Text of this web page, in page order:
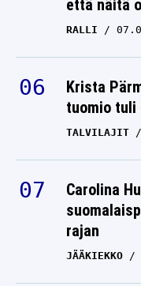
että näitä
RALLI
Krista
tuomio tuli
TALVILAJIT
Carolina
rajan
JÄÄKIEKKO